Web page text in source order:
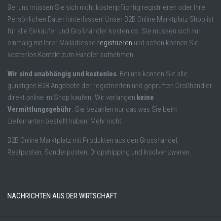
Bei uns müssen Sie sich nicht kostenpflichtig registrieren oder Ihre
Persönlichen Daten hinterlassen! Unser B2B Online Marktplatz Shop ist
für alle Einkäufer und Großhändler kostenlos. Sie müssen sich nur
einmalig mit Ihrer Mailadresse registrieren und schon können Sie
kostenlos Kontakt zum Händler aufnehmen.
Wir sind unabhängig und kostenlos. Bei uns können Sie alle
günstigen B2B Angebote der registrierten und geprüften Großhändler
direkt online im Shop kaufen. Wir verlangen keine
Vermittlungsgebühr. Sie bezahlen nur das was Sie beim
Lieferranten bestellt haben! Mehr nicht.
B2B Online Marktplatz mit Produkten aus den Grosshandel,
Restposten, Sonderposten, Dropshipping und Insolvenzwaren.
NACHRICHTEN AUS DER WIRTSCHAFT